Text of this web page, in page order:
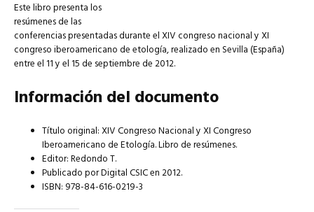
Este libro presenta los
resúmenes de las
conferencias presentadas durante el XIV congreso nacional y XI
congreso iberoamericano de etología, realizado en Sevilla (España)
entre el 11 y el 15 de septiembre de 2012.
Información del documento
Título original: XIV Congreso Nacional y XI Congreso
Iberoamericano de Etología. Libro de resúmenes.
Editor: Redondo T.
Publicado por Digital CSIC en 2012.
ISBN: 978-84-616-0219-3